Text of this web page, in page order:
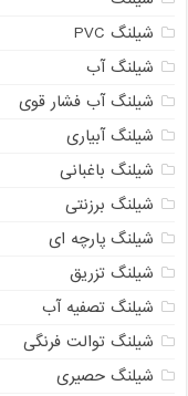
شیلنگ PVC
شیلنگ آب
شیلنگ آب فشار قوی
شیلنگ آبیاری
شیلنگ باغبانی
شیلنگ برزنتی
شیلنگ پارچه ای
شیلنگ تزریق
شیلنگ تصفیه آب
شیلنگ توالت فرنگی
شیلنگ حصیری